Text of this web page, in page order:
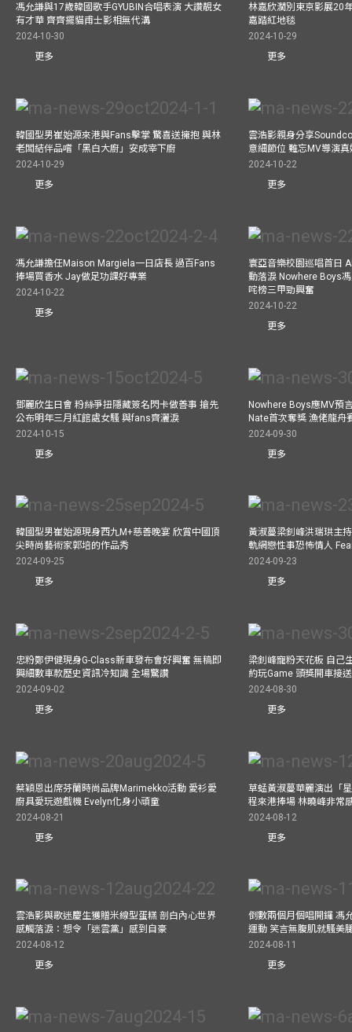
馮允謙與17歲韓國歌手GYUBIN合唱表演 大讚靚女
有才華 齊齊擺貓甫士影相無代溝
2024-10-30
更多
林嘉欣濶別東京影展20
嘉踏紅地毯
2024-10-29
更多
韓國型男崔始源來港與Fans擊掌 驚喜送擁抱 與林
老闆結伴品嚐「黑白大廚」安成宰下廚
2024-10-29
更多
雲浩影親身分享
意細節位 難忘MV導演
2024-10-22
更多
馮允謙擔任Maison Margiela一日店長 過百Fans
捧場買香水 Jay做足功課好專業
2024-10-22
更多
寰亞音樂校園巡唱首日
動落淚 Nowhere Boys
咤榜三甲勁興奮
2024-10-22
更多
鄧麗欣生日會 粉絲爭扭隱藏簽名閃卡做善事 搶先
公布明年三月紅館處女騷 與fans齊灑淚
2024-10-15
更多
Nowhere Boys應MV預
Nate首次奪獎 漁佬龍舟
2024-09-30
更多
韓國型男崔始源現身西九M+慈善晚宴 欣賞中國頂
尖時尚藝術家郭培的作品秀
2024-09-25
更多
黃淑蔓梁釗峰洪瑞珙主
軌網戀性事恐怖情人
2024-09-23
更多
忠粉鄭伊健現身G-Class新車發布會好興奮 無稿即
興細數車款歷史資訊冷知識 全場驚讚
2024-09-02
更多
梁釗峰寵粉天花板 自己
約玩Game 頭獎開車接送
2024-08-30
更多
蔡穎恩出席芬蘭時尚品牌Marimekko活動 愛衫愛
廚具愛玩遊戲機 Evelyn化身小頑童
2024-08-21
更多
草蜢黃淑蔓華麗演出「
程來港捧場 林曉峰非常
2024-08-12
更多
雲浩影與歌迷慶生獲贈米線型蛋糕 剖白內心世界
感觸落淚：想令「迷雲黨」感到自豪
2024-08-12
更多
倒數兩個月個唱開鑼 馮
運動 笑言無腹肌就騷美
2024-08-11
更多